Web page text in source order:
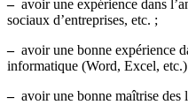
–avoir une expérience dans
sociaux d’entreprises, etc. ;
–avoir une bonne expérience
informatique (Word, Excel,
–avoir une bonne maîtrise des